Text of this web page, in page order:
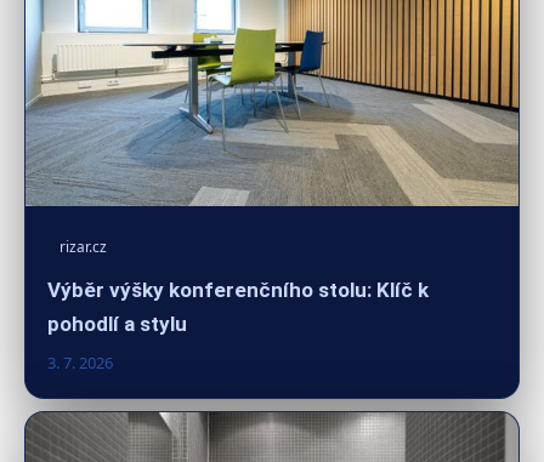
rizar.cz
Výběr výšky konferenčního stolu: Klíč k
pohodlí a stylu
3. 7. 2026